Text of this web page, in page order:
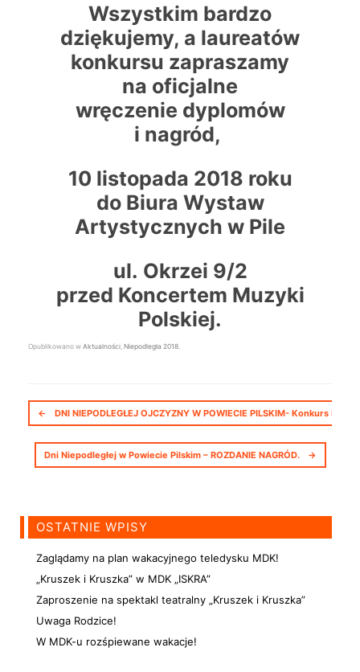
Wszystkim bardzo
dziękujemy, a laureatów
konkursu zapraszamy
na oficjalne
wręczenie dyplomów
i nagród,
10 listopada 2018 roku
do Biura Wystaw
Artystycznych w Pile
ul. Okrzei 9/2
przed Koncertem Muzyki
Polskiej.
Opublikowano w Aktualności Niepodległa 2018
Nawigacja postów
← DNI NIEPODLEGŁEJ OJCZYZNY W POWIECIE PILSKIM- Konkurs
Dni Niepodległej w Powiecie Pilskim – ROZDANIE NAGRÓD. →
OSTATNIE WPISY
Zaglądamy na plan wakacyjnego teledysku MDK!
„Kruszek i Kruszka” w MDK „ISKRA”
Zaproszenie na spektakl teatralny „Kruszek i Kruszka”
Uwaga Rodzice!
W MDK-u rozśpiewane wakacje!